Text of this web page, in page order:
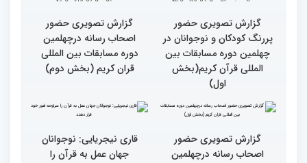
گزارش تصویری بازدید
متسابقین چهلمین دوره
مسابقات بین المللی قرآن
کریم از حسینیه جماران
میلاد
مردم مفاهیم و تعالیم قرآن
را در زندگی به کار گیرند